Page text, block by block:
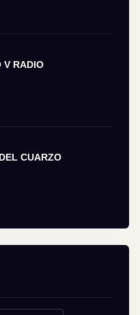
V RADIO
CUARZO